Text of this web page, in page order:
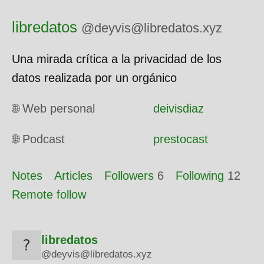
libredatos @deyvis@libredatos.xyz
Una mirada crítica a la privacidad de los
datos realizada por un orgánico
🌐 Web personal deivisdiaz
🌐 Podcast prestocast
Notes Articles Followers 6 Following 12
Remote follow
libredatos
@deyvis@libredatos.xyz